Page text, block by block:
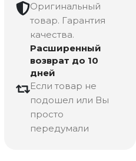
Оригинальный
товар. Гарантия
качества.
Расширенный
возврат до 10
дней
Если товар не
подошел или Вы
просто
передумали